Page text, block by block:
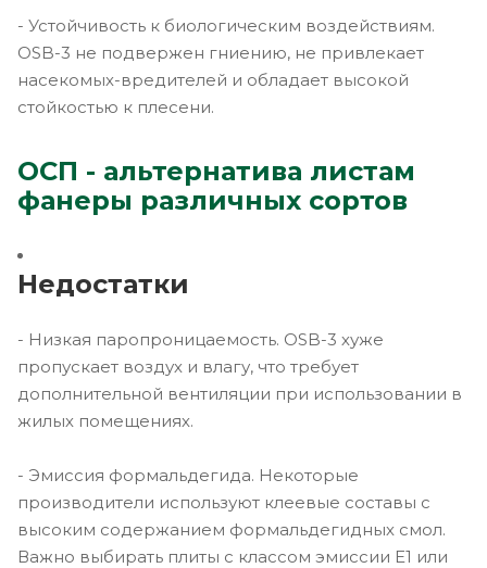
- Устойчивость к биологическим воздействиям.
OSB-3 не подвержен гниению, не привлекает
насекомых-вредителей и обладает высокой
стойкостью к плесени.
ОСП - альтернатива листам
фанеры различных сортов
Недостатки
- Низкая паропроницаемость. OSB-3 хуже
пропускает воздух и влагу, что требует
дополнительной вентиляции при использовании в
жилых помещениях.
- Эмиссия формальдегида. Некоторые
производители используют клеевые составы с
высоким содержанием формальдегидных смол.
Важно выбирать плиты с классом эмиссии E1 или